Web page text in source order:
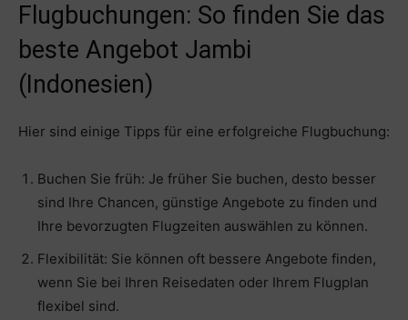
Flugbuchungen: So finden Sie das
beste Angebot Jambi
(Indonesien)
Hier sind einige Tipps für eine erfolgreiche Flugbuchung:
Buchen Sie früh: Je früher Sie buchen, desto besser
sind Ihre Chancen, günstige Angebote zu finden und
Ihre bevorzugten Flugzeiten auswählen zu können.
Flexibilität: Sie können oft bessere Angebote finden,
wenn Sie bei Ihren Reisedaten oder Ihrem Flugplan
flexibel sind.